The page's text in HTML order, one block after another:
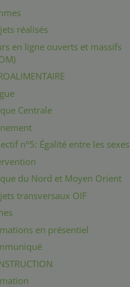
réalisés
en ligne ouverts et massifs
Centrale
n°5: Égalité entre les sexes
du Nord et Moyen Orient
transversaux OIF
en présentiel